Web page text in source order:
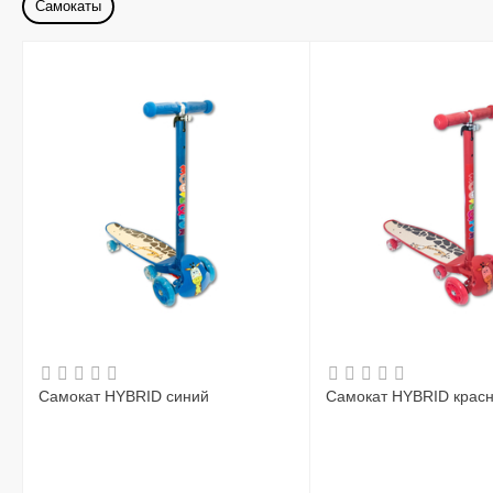
Самокаты
Самокат HYBRID синий Самокат HYBRID